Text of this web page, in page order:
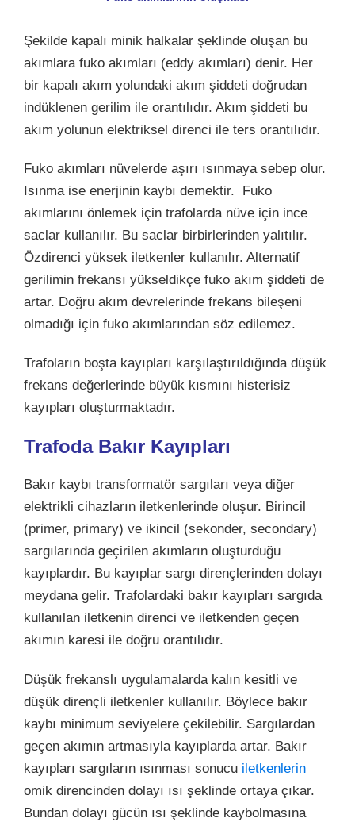
Şekilde kapalı minik halkalar şeklinde oluşan bu
akımlara fuko akımları (eddy akımları) denir. Her
bir kapalı akım yolundaki akım şiddeti doğrudan
indüklenen gerilim ile orantılıdır. Akım şiddeti bu
akım yolunun elektriksel direnci ile ters orantılıdır.
Fuko akımları nüvelerde aşırı ısınmaya sebep olur.
Isınma ise enerjinin kaybı demektir. Fuko
akımlarını önlemek için trafolarda nüve için ince
saclar kullanılır. Bu saclar birbirlerinden yalıtılır.
Özdirenci yüksek iletkenler kullanılır. Alternatif
gerilimin frekansı yükseldikçe fuko akım şiddeti de
artar. Doğru akım devrelerinde frekans bileşeni
olmadığı için fuko akımlarından söz edilemez.
Trafoların boşta kayıpları karşılaştırıldığında düşük
frekans değerlerinde büyük kısmını histerisiz
kayıpları oluşturmaktadır.
Trafoda Bakır Kayıpları
Bakır kaybı transformatör sargıları veya diğer
elektrikli cihazların iletkenlerinde oluşur. Birincil
(primer, primary) ve ikincil (sekonder, secondary)
sargılarında geçirilen akımların oluşturduğu
kayıplardır. Bu kayıplar sargı dirençlerinden dolayı
meydana gelir. Trafolardaki bakır kayıpları sargıda
kullanılan iletkenin direnci ve iletkenden geçen
akımın karesi ile doğru orantılıdır.
Düşük frekanslı uygulamalarda kalın kesitli ve
düşük dirençli iletkenler kullanılır. Böylece bakır
kaybı minimum seviyelere çekilebilir. Sargılardan
geçen akımın artmasıyla kayıplarda artar. Bakır
kayıpları sargıların ısınması sonucu iletkenlerin
omik direncinden dolayı ısı şeklinde ortaya çıkar.
Bundan dolayı gücün ısı şeklinde kaybolmasına